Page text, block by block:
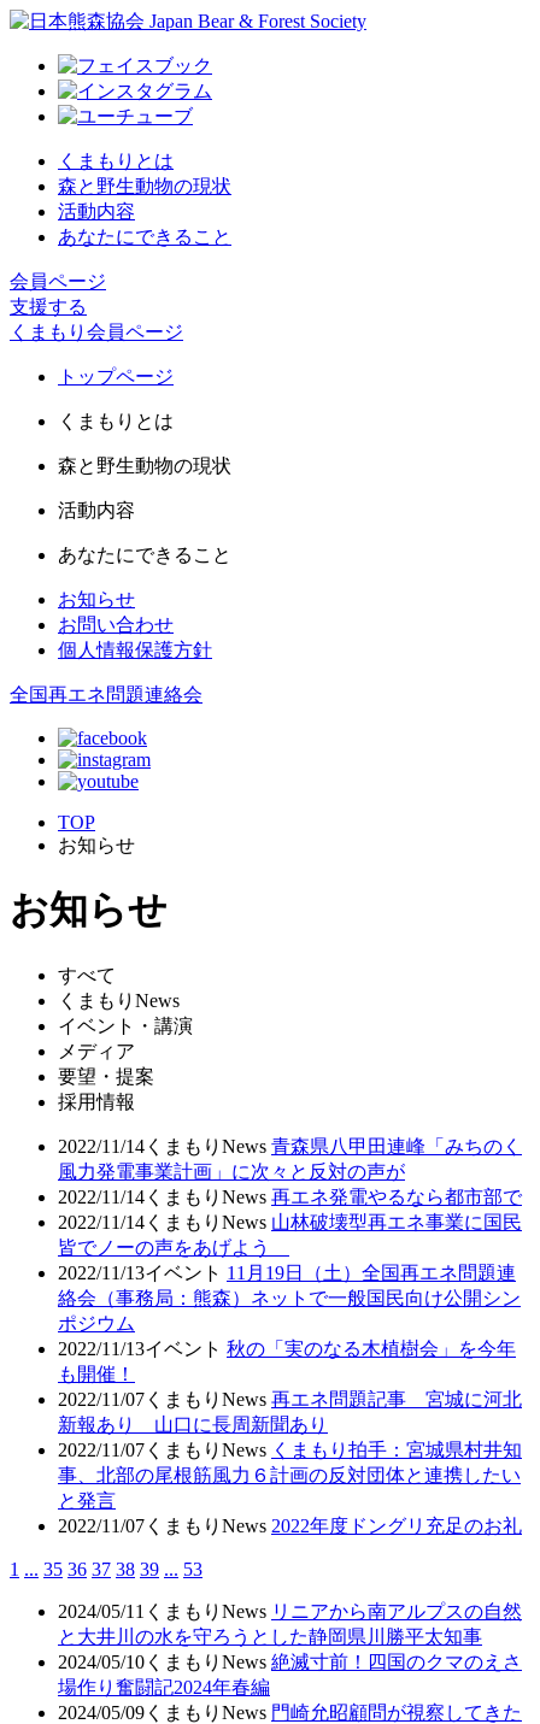
くまもりとは
森と野生動物の現状
活動内容
あなたにできること
会員ページ
支援する
くまもり会員ページ
トップページ
くまもりとは
森と野生動物の現状
活動内容
あなたにできること
お知らせ
お問い合わせ
個人情報保護方針
全国再エネ問題連絡会
TOP
お知らせ
お知らせ
すべて
くまもりNews
イベント・講演
メディア
要望・提案
採用情報
2022/11/14 くまもりNews 青森県八甲田連峰「みちのく
風力発電事業計画」に次々と反対の声が
2022/11/14 くまもりNews 再エネ発電やるなら都市部で
2022/11/14 くまもりNews 山林破壊型再エネ事業に国民
皆でノーの声をあげよう
2022/11/13イベント 11月19日（土）全国再エネ問題連
絡会（事務局：熊森）ネットで一般国民向け公開シン
ポジウム
2022/11/13イベント 秋の「実のなる木植樹会」を今年
も開催！
2022/11/07 くまもりNews 再エネ問題記事 宮城に河北
新報あり 山口に長周新聞あり
2022/11/07 くまもりNews くまもり拍手：宮城県村井知
事、北部の尾根筋風力６計画の反対団体と連携したい
と発言
2022/11/07 くまもりNews 2022年度ドングリ充足のお礼
1 ... 35 36 37 38 39 ... 53
2024/05/11 くまもりNews リニアから南アルプスの自然
と大井川の水を守ろうとした静岡県川勝平太知事
2024/05/10 くまもりNews 絶滅寸前！四国のクマのえさ
場作り奮闘記2024年春編
2024/05/09 くまもりNews 門崎允昭顧問が視察してきた